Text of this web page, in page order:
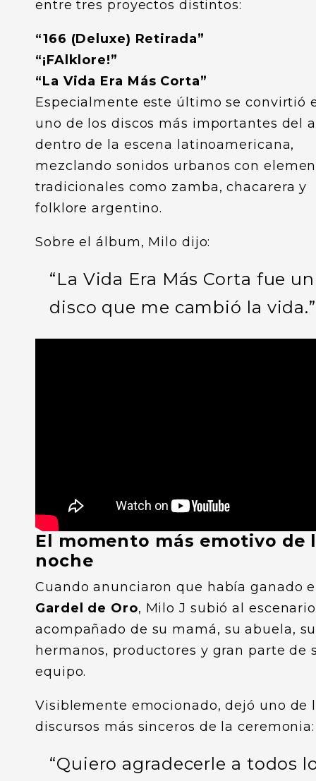
entre tres proyectos distintos:
“166 (Deluxe) Retirada”
“¡FAlklore!”
“La Vida Era Más Corta”
Especialmente este último se convirtió
uno de los discos más importantes del
dentro de la escena latinoamericana,
mezclando sonidos urbanos con
tradicionales como zamba, chacarera y
folklore argentino.
Sobre el álbum, Milo dijo:
“La Vida Era Más Corta fue un
disco que me cambió la vida.”
El momento más emotivo de
noche
Cuando anunciaron que había ganado
Gardel de Oro, Milo J subió al escenario
acompañado de su mamá, su abuela,
hermanos, productores y gran parte de
equipo.
Visiblemente emocionado, dejó uno de
discursos más sinceros de la ceremonia:
“Quiero agradecerle a todos